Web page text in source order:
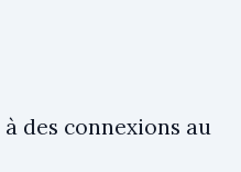
à des connexions au